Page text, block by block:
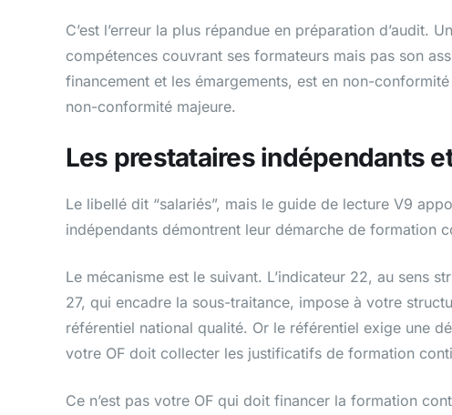
C’est l’erreur la plus répandue en préparation d’audit.
compétences couvrant ses formateurs mais pas son
financement et les émargements, est en non-
non-conformité majeure.
Les prestataires indépendants
Le libellé dit “salariés”, mais le guide de lecture V9
indépendants démontrent leur démarche de formation
Le mécanisme est le suivant. L’indicateur 22, au sens
27, qui encadre la sous-traitance, impose à votre
référentiel national qualité. Or le référentiel exige une
votre OF doit collecter les justificatifs de formation
Ce n’est pas votre OF qui doit financer la formation